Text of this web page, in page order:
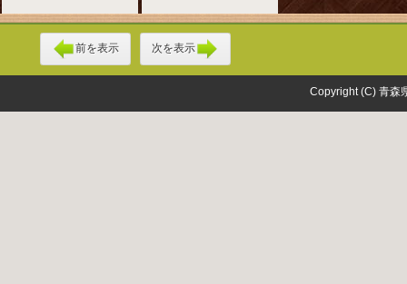
前を表示 次を表示
Copyright (C) 青森